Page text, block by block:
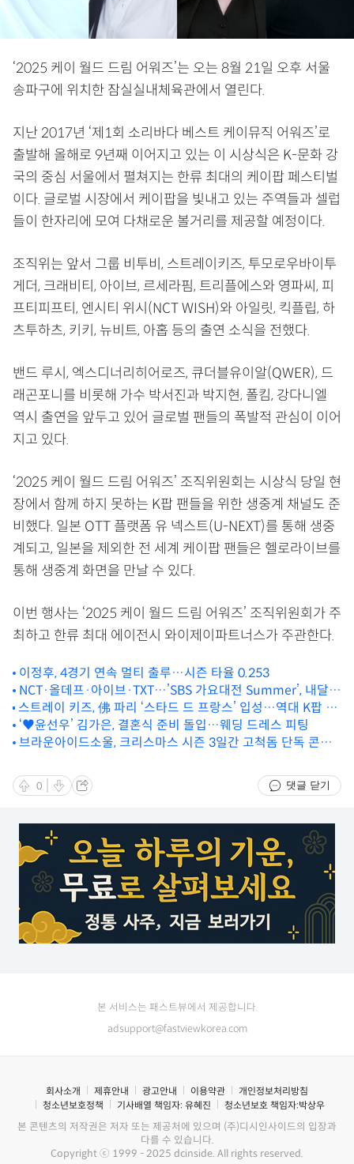
‘2025 케이 월드 드림 어워즈’는 오는 8월 21일 오후 서울
송파구에 위치한 잠실실내체육관에서 열린다.
지난 2017년 ‘제1회 소리바다 베스트 케이뮤직 어워즈’로
출발해 올해로 9년째 이어지고 있는 이 시상식은 K-문화 강
국의 중심 서울에서 펼쳐지는 한류 최대의 케이팝 페스티벌
이다. 글로벌 시장에서 케이팝을 빛내고 있는 주역들과 셀럽
들이 한자리에 모여 다채로운 볼거리를 제공할 예정이다.
조직위는 앞서 그룹 비투비, 스트레이키즈, 투모로우바이투
게더, 크래비티, 아이브, 르세라핌, 트리플에스와 영파씨, 피
프티피프티, 엔시티 위시(NCT WISH)와 아일릿, 킥플립, 하
츠투하츠, 키키, 뉴비트, 아홉 등의 출연 소식을 전했다.
밴드 루시, 엑스디너리히어로즈, 큐더블유이알(QWER), 드
래곤포니를 비롯해 가수 박서진과 박지현, 폴킴, 강다니엘
역시 출연을 앞두고 있어 글로벌 팬들의 폭발적 관심이 이어
지고 있다.
‘2025 케이 월드 드림 어워즈’ 조직위원회는 시상식 당일 현
장에서 함께 하지 못하는 K팝 팬들을 위한 생중계 채널도 준
비했다. 일본 OTT 플랫폼 유 넥스트(U-NEXT)를 통해 생중
계되고, 일본을 제외한 전 세계 케이팝 팬들은 헬로라이브를
통해 생중계 화면을 만날 수 있다.
이번 행사는 ‘2025 케이 월드 드림 어워즈’ 조직위원회가 주
최하고 한류 최대 에이전시 와이제이파트너스가 주관한다.
이정후, 4경기 연속 멀티 출루…시즌 타율 0.253
NCT·올데프·아이브·TXT…’SBS 가요대전 Summer’, 내달 9
일 방송
스트레이 키즈, 佛 파리 ‘스타드 드 프랑스’ 입성…역대 K팝 최
다 모객 12만 동원
‘♥︎윤선우’ 김가은, 결혼식 준비 돌입…웨딩 드레스 피팅
브라운아이드소울, 크리스마스 시즌 3일간 고척돔 단독 콘서
0 댓글 닫기
본 서비스는 패스트뷰에서 제공합니다.
adsupport@fastviewkorea.com
회사소개 제휴안내 광고안내 이용약관
개인정보처리방침
청소년보호정책
기사배열 책임자: 유혜진 청소년보호 책임자:박상우
본 콘텐츠의 저작권은 저자 또는 제공처에 있으며 (주)디시인사이드의 입장과
다를 수 있습니다.
Copyright ⓒ 1999 - 2025 dcinside. All rights reserved.